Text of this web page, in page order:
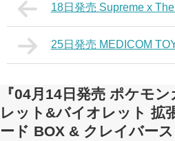
18日発売 Supreme x
25日発売 MEDICOM
『04月14日発売 ポケモ
レット&バイオレット 拡
ード BOX & クレイバー